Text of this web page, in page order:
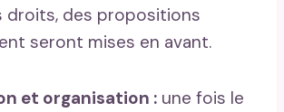
droits, des propositions
seront mises en avant.
et organisation : une fois le